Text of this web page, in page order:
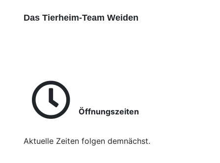
Das Tierheim-Team Weiden
Öffnungszeiten
Aktuelle Zeiten folgen demnächst.